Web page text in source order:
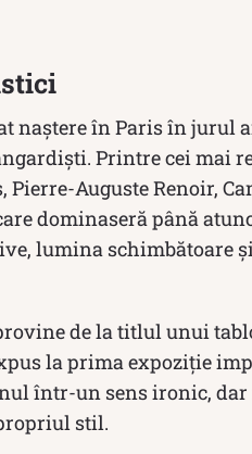
naștere în Paris în jurul
Printre cei mai
Pierre-Auguste Renoir,
dominaseră până
lumina schimbătoare
de la titlul unui
la prima expoziție
într-un sens ironic,
stil.